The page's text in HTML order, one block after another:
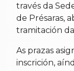
través da
de Présaras,
tramitación
As prazas
inscrición,